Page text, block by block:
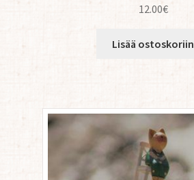
12.00€
Lisää ostoskoriin